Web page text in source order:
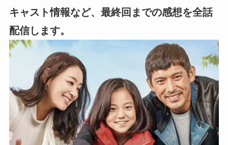
キャスト情報など、最終回までの感想を全話
配信します。